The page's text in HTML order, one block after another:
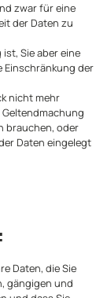
zwar für eine
der Daten zu
Sie aber eine
Einschränkung der
nicht mehr
brauchen, oder
Daten eingelegt
Daten, die Sie
gängigen und